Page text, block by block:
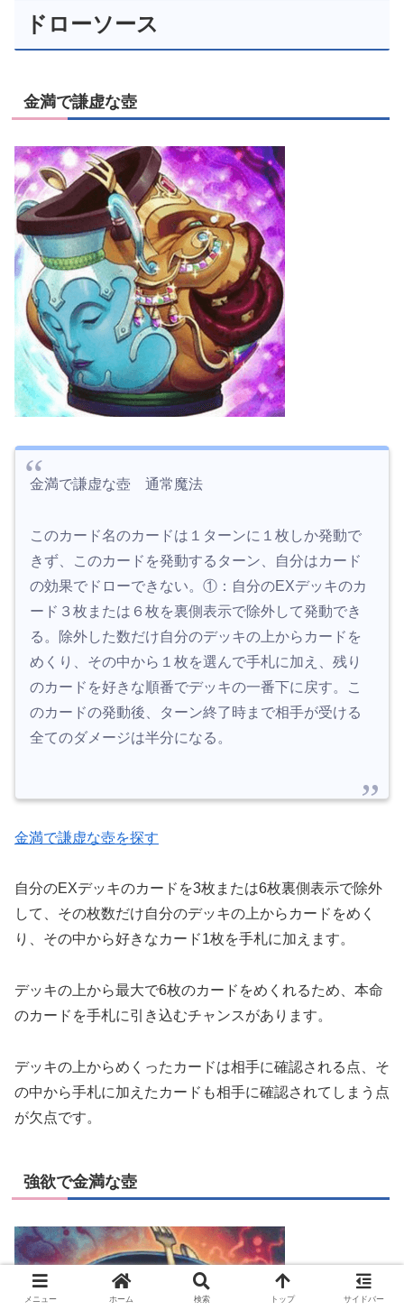
ドローソース
金満で謙虚な壺
金満で謙虚な壺 通常魔法
このカード名のカードは１ターンに１枚しか発動で
きず、このカードを発動するターン、自分はカード
の効果でドローできない。①：自分のEXデッキのカ
ード３枚または６枚を裏側表示で除外して発動でき
る。除外した数だけ自分のデッキの上からカードを
めくり、その中から１枚を選んで手札に加え、残り
のカードを好きな順番でデッキの一番下に戻す。こ
のカードの発動後、ターン終了時まで相手が受ける
全てのダメージは半分になる。
金満で謙虚な壺を探す
自分のEXデッキのカードを3枚または6枚裏側表示で除外
して、その枚数だけ自分のデッキの上からカードをめく
り、その中から好きなカード1枚を手札に加えます。
デッキの上から最大で6枚のカードをめくれるため、本命
のカードを手札に引き込むチャンスがあります。
デッキの上からめくったカードは相手に確認される点、そ
の中から手札に加えたカードも相手に確認されてしまう点
が欠点です。
強欲で金満な壺
メニュー ホーム 検索 トップ サイドバー